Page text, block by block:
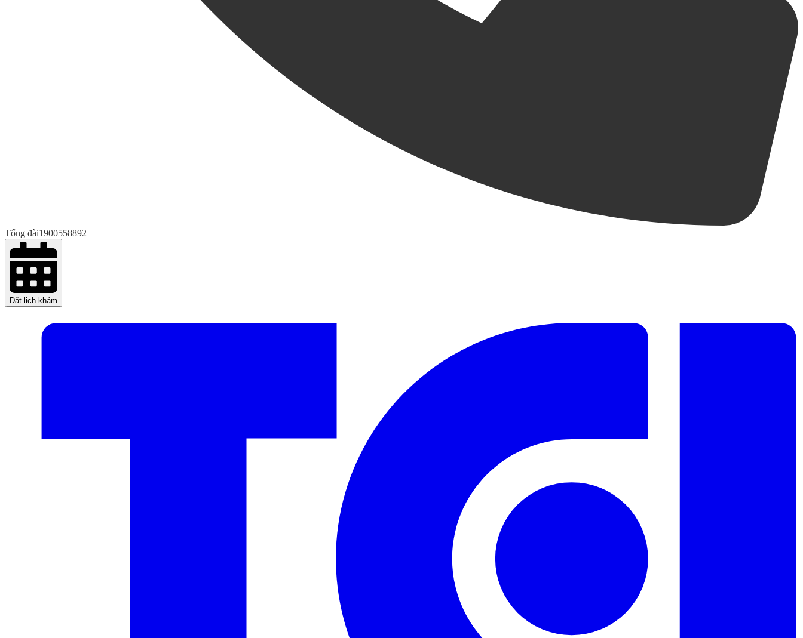
Tổng đài1900558892
Đặt lịch khám